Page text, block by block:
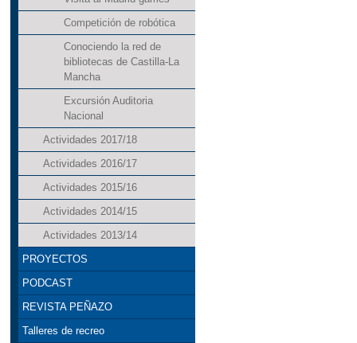
Competición de robótica
Conociendo la red de
bibliotecas de Castilla-La
Mancha
Excursión Auditoria
Nacional
Actividades 2017/18
Actividades 2016/17
Actividades 2015/16
Actividades 2014/15
Actividades 2013/14
PROYECTOS
PODCAST
REVISTA PEÑAZO
Talleres de recreo